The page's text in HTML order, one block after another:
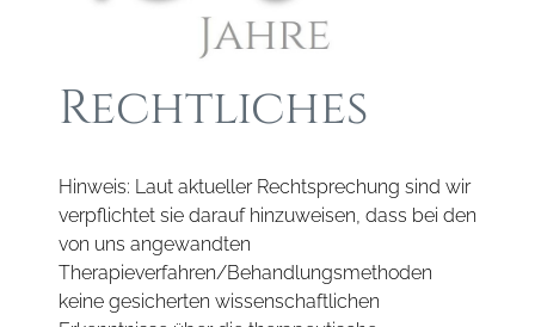
Rechtliches
Hinweis: Laut aktueller Rechtsprechung sind wir
verpflichtet sie darauf hinzuweisen, dass bei den
von uns angewandten
Therapieverfahren/Behandlungsmethoden
keine gesicherten wissenschaftlichen